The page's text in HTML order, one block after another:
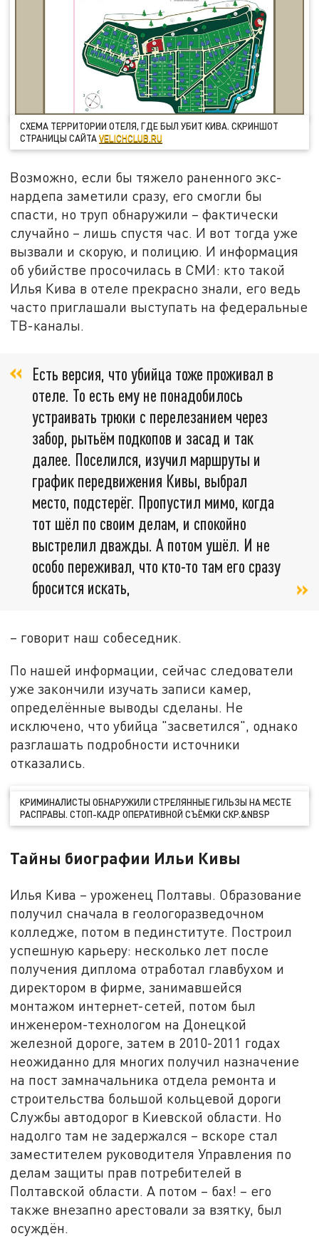
СХЕМА ТЕРРИТОРИИ ОТЕЛЯ, ГДЕ БЫЛ УБИТ КИВА. СКРИНШОТ
СТРАНИЦЫ САЙТАVELICHCLUB.RU
Возможно, если бы тяжело раненного экс-
нардепа заметили сразу, его смогли бы
спасти, но труп обнаружили – фактически
случайно – лишь спустя час. И вот тогда уже
вызвали и скорую, и полицию. И информация
об убийстве просочилась в СМИ: кто такой
Илья Кива в отеле прекрасно знали, его ведь
часто приглашали выступать на федеральные
ТВ-каналы.
Есть версия, что убийца тоже проживал в
отеле. То есть ему не понадобилось
устраивать трюки с перелезанием через
забор, рытьём подкопов и засад и так
далее. Поселился, изучил маршруты и
график передвижения Кивы, выбрал
место, подстерёг. Пропустил мимо, когда
тот шёл по своим делам, и спокойно
выстрелил дважды. А потом ушёл. И не
особо переживал, что кто-то там его сразу
бросится искать,
– говорит наш собеседник.
По нашей информации, сейчас следователи
уже закончили изучать записи камер,
определённые выводы сделаны. Не
исключено, что убийца "засветился", однако
разглашать подробности источники
отказались.
КРИМИНАЛИСТЫ ОБНАРУЖИЛИ СТРЕЛЯННЫЕ ГИЛЬЗЫ НА МЕСТЕ
РАСПРАВЫ. СТОП-КАДР ОПЕРАТИВНОЙ СЪЁМКИ СКР.&NBSP
Тайны биографии Ильи Кивы
Илья Кива – уроженец Полтавы. Образование
получил сначала в геологоразведочном
колледже, потом в пединституте. Построил
успешную карьеру: несколько лет после
получения диплома отработал главбухом и
директором в фирме, занимавшейся
монтажом интернет-сетей, потом был
инженером-технологом на Донецкой
железной дороге, затем в 2010-2011 годах
неожиданно для многих получил назначение
на пост замначальника отдела ремонта и
строительства большой кольцевой дороги
Службы автодорог в Киевской области. Но
надолго там не задержался – вскоре стал
заместителем руководителя Управления по
делам защиты прав потребителей в
Полтавской области. А потом – бах! – его
также внезапно арестовали за взятку, был
осуждён.